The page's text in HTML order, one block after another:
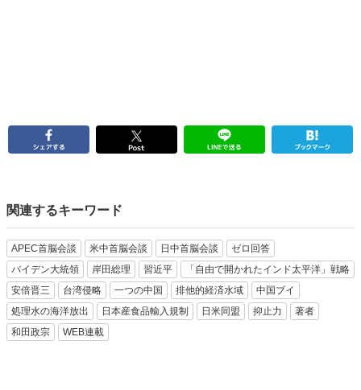
関連するキーワード
APEC首脳会談 米中首脳会談 日中首脳会談
ゼロ回答
バイデン大統領
岸田総理 習近平
「自由で開かれたインド太平洋」戦略
安倍晋三
台湾侵略 一つの中国 排他的経済水域
中国ブイ
処理水の海洋放出
日本産食品輸入規制 日米同盟 抑止力
著者
和田政宗
WEB連載